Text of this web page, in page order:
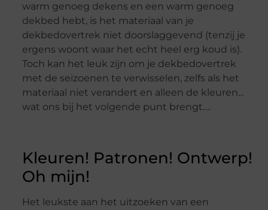
warm genoeg dekens en een warm genoeg
dekbed hebt, is het materiaal van je
dekbedovertrek niet doorslaggevend (tenzij je
ergens woont waar het echt heel erg koud is).
Toch kan het leuk zijn om je dekbedovertrek
met de seizoenen te verwisselen, zelfs als het
materiaal niet verandert en alleen de kleuren…
wat ons bij het volgende punt brengt….
Kleuren! Patronen! Ontwerp!
Oh mijn!
Het leukste aan het uitzoeken van een